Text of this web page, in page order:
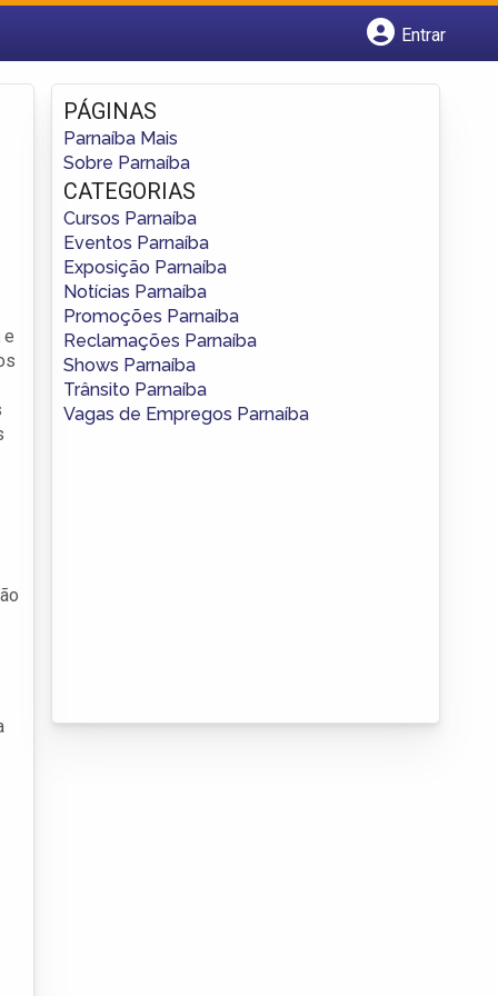
Entrar
Fazer login
Criar conta
e
PÁGINAS
Parnaíba Mais
Sobre Parnaíba
CATEGORIAS
Cursos Parnaíba
Eventos Parnaíba
Exposição Parnaíba
Notícias Parnaíba
Promoções Parnaíba
Reclamações Parnaíba
Shows Parnaíba
Trânsito Parnaíba
Vagas de Empregos Parnaíba